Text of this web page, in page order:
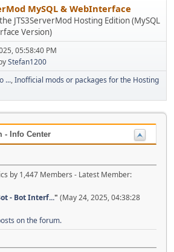
MySQL & WebInterface
JTS3ServerMod Hosting Edition (MySQL
Version)
05:58:40 PM
Stefan1200
... Inofficial mods or packages for the Hosting
- Info Center
by 1,447 Members - Latest Member:
- Bot Interf..." (May 24, 2025, 04:38:28
on the forum.